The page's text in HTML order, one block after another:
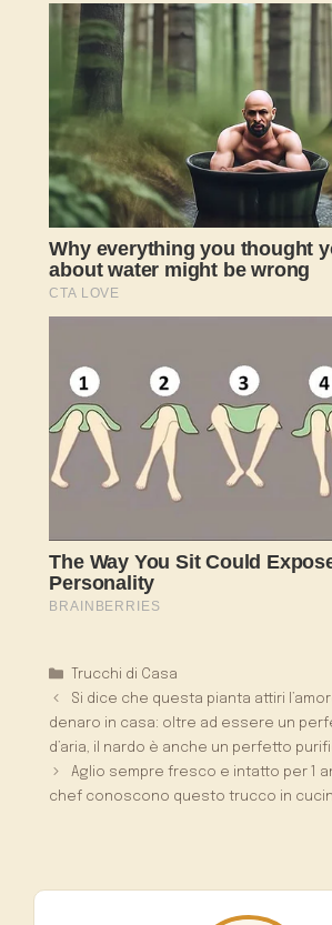
Categorie
Trucchi di Casa
Si dice che questa pianta attiri
denaro in casa: oltre ad essere un
d’aria, il nardo è anche un perfetto
Aglio sempre fresco e intatto per 1
chef conoscono questo trucco in